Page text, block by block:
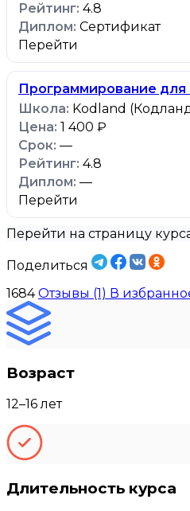
4.8
Сертификат
Перейти
Программирование для
Kodland
1 400 ₽
—
4.8
—
Перейти
Перейти на страницу
Поделиться
1684 Отзывы (1) В
Возраст
12–16 лет
Длительность курса